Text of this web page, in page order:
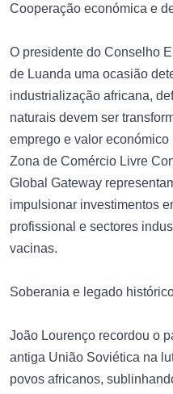
Cooperação económica e
O presidente do Conselho
de Luanda uma ocasião
industrialização africana,
naturais devem ser
emprego e valor
Zona de Comércio Livre
Global Gateway
impulsionar investimentos
profissional e sectores
vacinas.
Soberania e legado
João Lourenço recordou o
antiga União Soviética na
povos africanos,